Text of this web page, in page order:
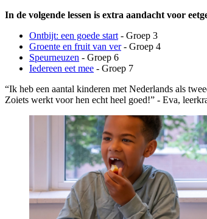
In de volgende lessen is extra aandacht voor
Ontbijt: een goede start - Groep 3
Groente en fruit van ver- Groep 4
Speurneuzen - Groep 6
Iedereen eet mee - Groep 7
“Ik heb een aantal kinderen met Nederlands als
Zoiets werkt voor hen echt heel goed!” - Eva,